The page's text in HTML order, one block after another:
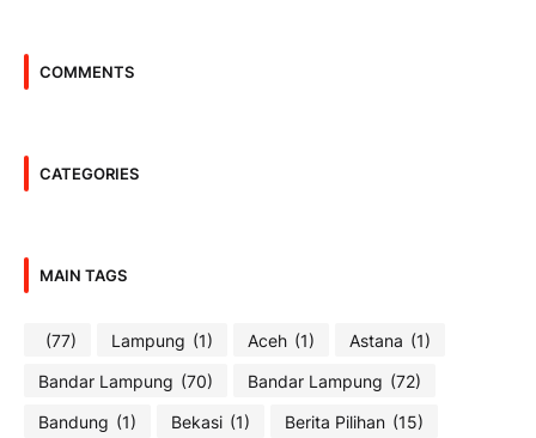
COMMENTS
CATEGORIES
MAIN TAGS
(77) Lampung (1) Aceh (1) Astana (1)
Bandar Lampung (70) Bandar Lampung (72)
Bandung (1) Bekasi (1) Berita Pilihan (15)